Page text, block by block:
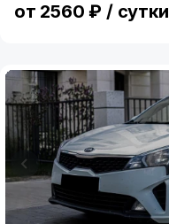
от 2560 ₽ / сутки